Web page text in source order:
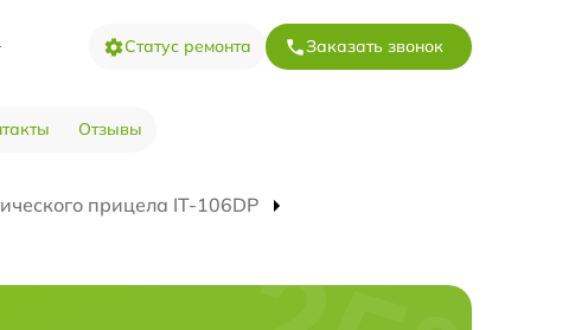
Статус ремонта Заказать звонок
Отзывы
прицела IT-106DP